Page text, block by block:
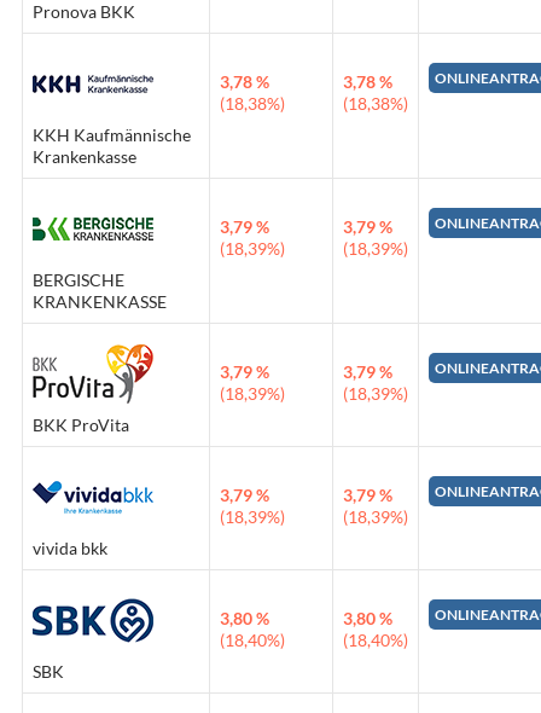
Pronova BKK
KKH Kaufmännische
Krankenkasse
3,78 %
(18,38%)
3,78 %
(18,38%)
BERGISCHE
KRANKENKASSE
3,79 %
(18,39%)
3,79 %
(18,39%)
BKK ProVita
3,79 %
(18,39%)
3,79 %
(18,39%)
vivida bkk
3,79 %
(18,39%)
3,79 %
(18,39%)
SBK
3,80 %
(18,40%)
3,80 %
(18,40%)